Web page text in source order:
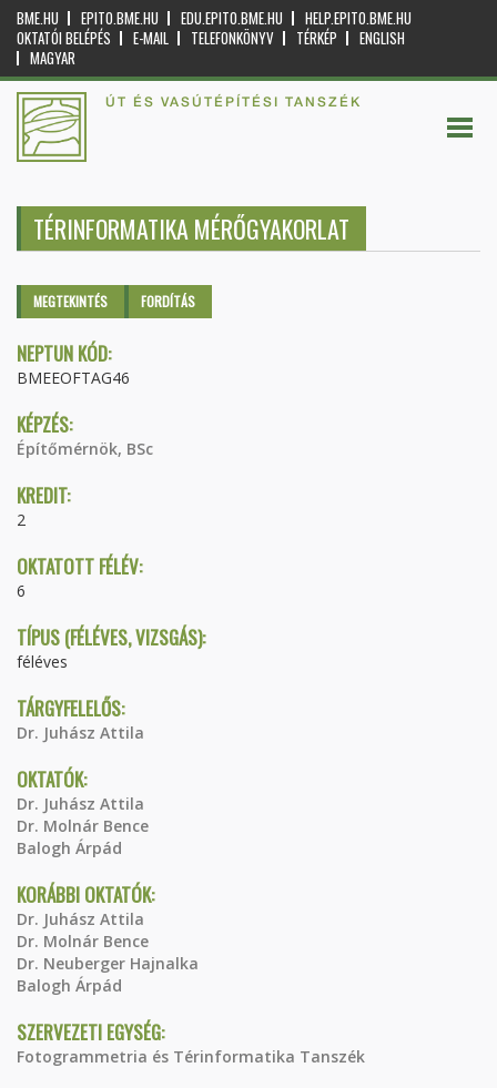
BME.HU EPITO.BME.HU EDU.EPITO.BME.HU
HELP.EPITO.BME.HU
OKTATÓI BELÉPÉS
E-MAIL TELEFONKÖNYV TÉRKÉP
ENGLISH
MAGYAR
ÚT ÉS VASÚTÉPÍTÉSI TANSZÉK
TÉRINFORMATIKA MÉRŐGYAKORLAT
Elsődleges fülek
MEGTEKINTÉS (AKTÍVFORDÍTÁS
NEPTUN KÓD:
BMEEOFTAG46
KÉPZÉS:
Építőmérnök, BSc
KREDIT:
2
OKTATOTT FÉLÉV:
6
TÍPUS (FÉLÉVES, VIZSGÁS):
féléves
TÁRGYFELELŐS:
Dr. Juhász Attila
OKTATÓK:
Dr. Juhász Attila
Dr. Molnár Bence
Balogh Árpád
KORÁBBI OKTATÓK:
Dr. Juhász Attila
Dr. Molnár Bence
Dr. Neuberger Hajnalka
Balogh Árpád
SZERVEZETI EGYSÉG:
Fotogrammetria és Térinformatika Tanszék